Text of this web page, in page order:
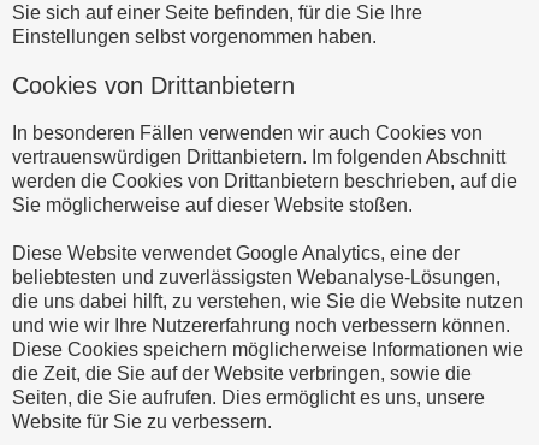
Sie sich auf einer Seite befinden, für die Sie Ihre
Einstellungen selbst vorgenommen haben.
Cookies von Drittanbietern
In besonderen Fällen verwenden wir auch Cookies von
vertrauenswürdigen Drittanbietern. Im folgenden Abschnitt
werden die Cookies von Drittanbietern beschrieben, auf die
Sie möglicherweise auf dieser Website stoßen.
Diese Website verwendet Google Analytics, eine der
beliebtesten und zuverlässigsten Webanalyse-Lösungen,
die uns dabei hilft, zu verstehen, wie Sie die Website nutzen
und wie wir Ihre Nutzererfahrung noch verbessern können.
Diese Cookies speichern möglicherweise Informationen wie
die Zeit, die Sie auf der Website verbringen, sowie die
Seiten, die Sie aufrufen. Dies ermöglicht es uns, unsere
Website für Sie zu verbessern.